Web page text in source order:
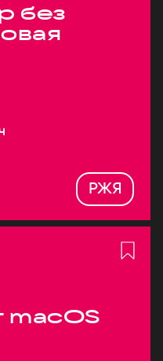
без
РЖЯ